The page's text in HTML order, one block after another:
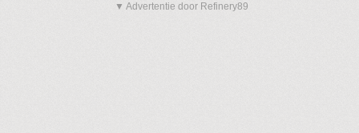
▼ Advertentie door Refinery89